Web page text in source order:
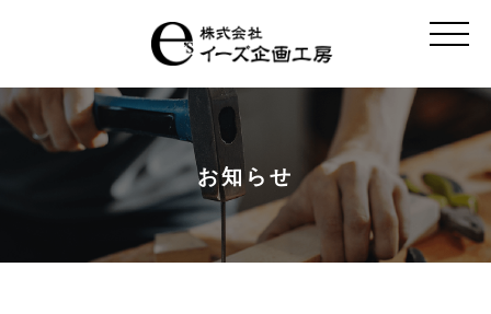
t
o
a
i
g
a
i
o
お知らせ